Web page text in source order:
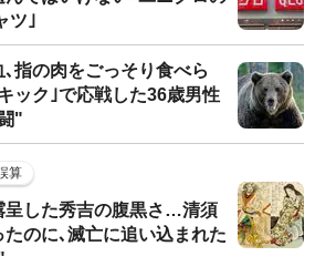
ツ｣
指の肉をごっそり食べら
ック｣で応戦した36歳男性
"
算
呈した秀吉の腹黒さ…清須
のに､滅亡に追い込まれた